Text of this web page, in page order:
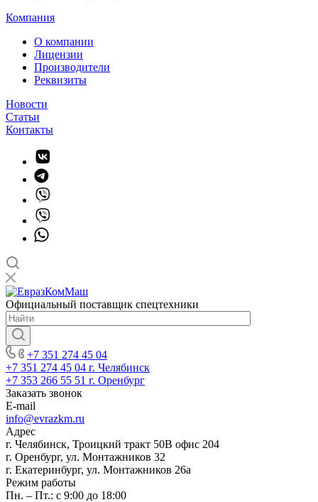
Компания
О компании
Лицензии
Производители
Реквизиты
Новости
Статьи
Контакты
Официальный поставщик спецтехники
+7 351 274 45 04
+7 351 274 45 04 г. Челябинск
+7 353 266 55 51 г. Оренбург
Заказать звонок
E-mail
info@evrazkm.ru
Адрес
г. Челябинск, Троицкий тракт 50В офис 204
г. Оренбург, ул. Монтажников 32
г. Екатеринбург, ул. Монтажников 26а
Режим работы
Пн. – Пт.: с 9:00 до 18:00